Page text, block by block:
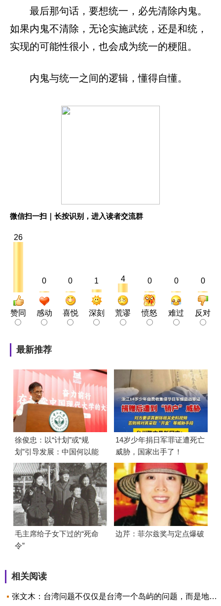
最后那句话，要想统一，必先清除内鬼。
如果内鬼不清除，无论实施武统，还是和统，
实现的可能性很小，也会成为统一的梗阻。
内鬼与统一之间的逻辑，懂得自懂。
微信扫一扫｜长按识别，进入读者交流群
26
赞同
0
感动
0
喜悦
1
深刻
4
荒谬
0
愤怒
0
难过
0
反对
最新推荐
徐俊忠：以“计划”或“规
划”引导发展：中国何以能
够成功
14岁少年捐日军罪证遭死亡
威胁，国家出手了！
毛主席给子女下过的“死命
令”
边芹：菲尔兹奖与定点爆破
相关阅读
张文木：台湾问题不仅仅是台湾一个岛屿的问题，而是地区格局问题！